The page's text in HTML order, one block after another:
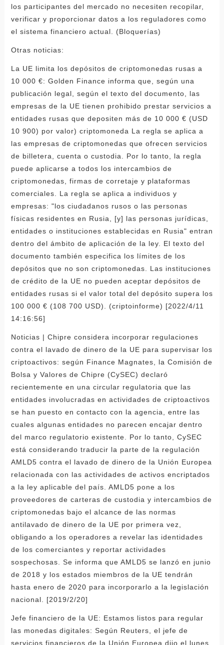
los participantes del mercado no necesiten recopilar,
verificar y proporcionar datos a los reguladores como
el sistema financiero actual. (Bloquerías)
Otras noticias:
La UE limita los depósitos de criptomonedas rusas a
10 000 €: Golden Finance informa que, según una
publicación legal, según el texto del documento, las
empresas de la UE tienen prohibido prestar servicios a
entidades rusas que depositen más de 10 000 € (USD
10 900) por valor) criptomoneda La regla se aplica a
las empresas de criptomonedas que ofrecen servicios
de billetera, cuenta o custodia. Por lo tanto, la regla
puede aplicarse a todos los intercambios de
criptomonedas, firmas de corretaje y plataformas
comerciales. La regla se aplica a individuos y
empresas: "los ciudadanos rusos o las personas
físicas residentes en Rusia, [y] las personas jurídicas,
entidades o instituciones establecidas en Rusia" entran
dentro del ámbito de aplicación de la ley. El texto del
documento también especifica los límites de los
depósitos que no son criptomonedas. Las instituciones
de crédito de la UE no pueden aceptar depósitos de
entidades rusas si el valor total del depósito supera los
100 000 € (108 700 USD). (criptoinforme) [2022/4/11
14:16:56]
Noticias | Chipre considera incorporar regulaciones
contra el lavado de dinero de la UE para supervisar los
criptoactivos: según Finance Magnates, la Comisión de
Bolsa y Valores de Chipre (CySEC) declaró
recientemente en una circular regulatoria que las
entidades involucradas en actividades de criptoactivos
se han puesto en contacto con la agencia, entre las
cuales algunas entidades no parecen encajar dentro
del marco regulatorio existente. Por lo tanto, CySEC
está considerando traducir la parte de la regulación
AMLD5 contra el lavado de dinero de la Unión Europea
relacionada con las actividades de activos encriptados
a la ley aplicable del país. AMLD5 pone a los
proveedores de carteras de custodia y intercambios de
criptomonedas bajo el alcance de las normas
antilavado de dinero de la UE por primera vez,
obligando a los operadores a revelar las identidades
de los comerciantes y reportar actividades
sospechosas. Se informa que AMLD5 se lanzó en junio
de 2018 y los estados miembros de la UE tendrán
hasta enero de 2020 para incorporarlo a la legislación
nacional. [2019/2/20]
Jefe financiero de la UE: Estamos listos para regular
las monedas digitales: Según Reuters, el jefe de
servicios financieros de la Unión Europea dijo el lunes